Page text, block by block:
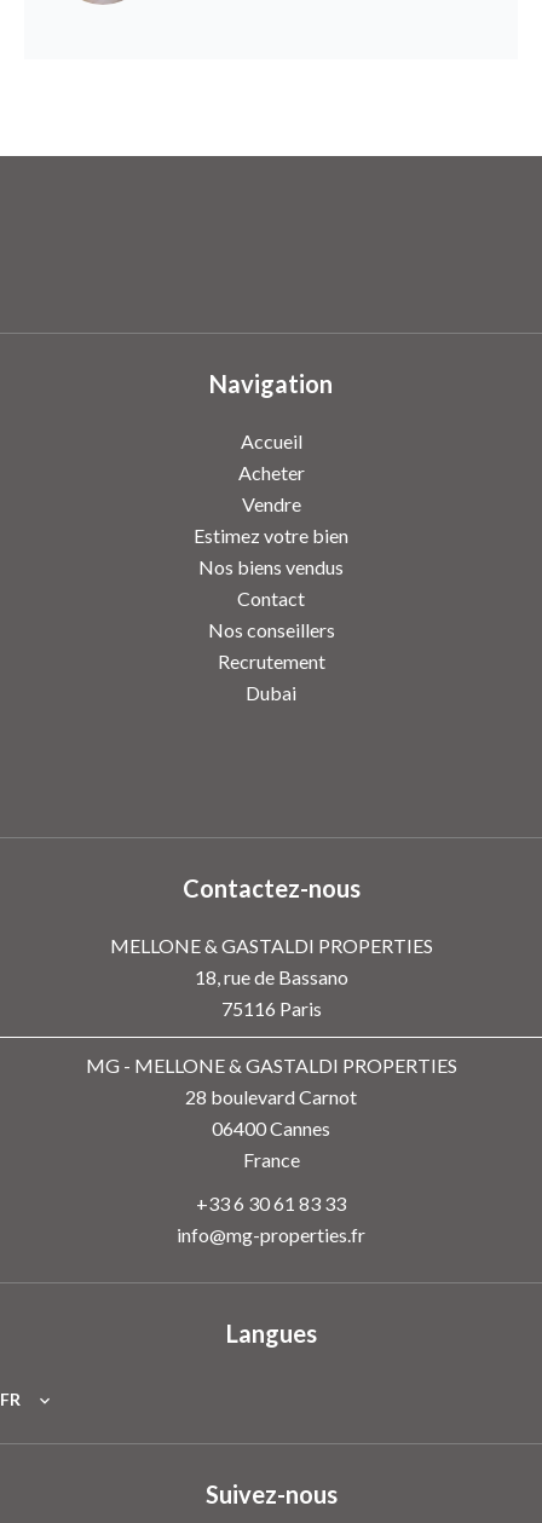
Navigation
Accueil
Acheter
Vendre
Estimez votre bien
Nos biens vendus
Contact
Nos conseillers
Recrutement
Dubai
Contactez-nous
MELLONE & GASTALDI PROPERTIES
18, rue de Bassano
75116 Paris
MG - MELLONE & GASTALDI PROPERTIES
28 boulevard Carnot
06400Cannes
France
+33 6 30 61 83 33
info@mg-properties.fr
Langues
FR
Suivez-nous